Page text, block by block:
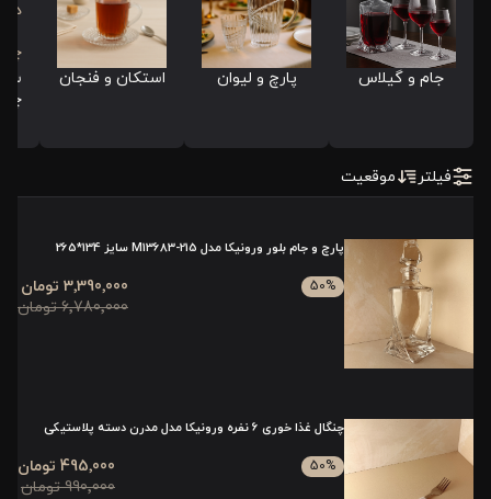
جام و گیلاس پارچ و لیوان استکان و فنجان فیلترکردن براساس تولید‌کننده
فیلتر موقعیت
پارچ و جام بلور ورونیکا مدل 215-M13683 سایز 134*265
50%
6٬780٬000 تومان
3٬390٬000 تومان
چنگال غذا خوری 6 نفره ورونیکا مدل مدرن دسته پلاستیکی
50%
990٬000 تومان
495٬000 تومان